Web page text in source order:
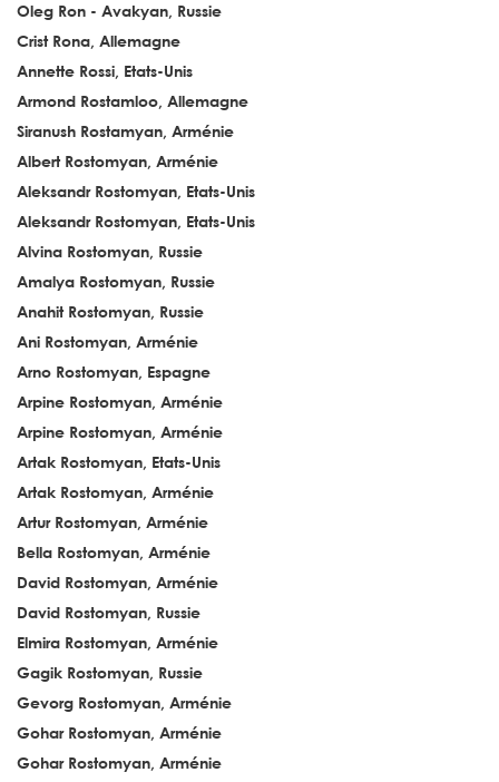
Oleg Ron - Avakyan, Russie
Crist Rona, Allemagne
Annette Rossi, Etats-Unis
Armond Rostamloo, Allemagne
Siranush Rostamyan, Arménie
Albert Rostomyan, Arménie
Aleksandr Rostomyan, Etats-Unis
Aleksandr Rostomyan, Etats-Unis
Alvina Rostomyan, Russie
Amalya Rostomyan, Russie
Anahit Rostomyan, Russie
Ani Rostomyan, Arménie
Arno Rostomyan, Espagne
Arpine Rostomyan, Arménie
Arpine Rostomyan, Arménie
Artak Rostomyan, Etats-Unis
Artak Rostomyan, Arménie
Artur Rostomyan, Arménie
Bella Rostomyan, Arménie
David Rostomyan, Arménie
David Rostomyan, Russie
Elmira Rostomyan, Arménie
Gagik Rostomyan, Russie
Gevorg Rostomyan, Arménie
Gohar Rostomyan, Arménie
Gohar Rostomyan, Arménie